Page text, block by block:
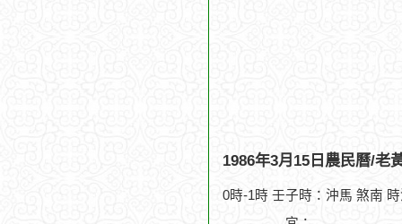
1986年3月15日農民曆/老
0時-1時 壬子時：沖馬 煞南